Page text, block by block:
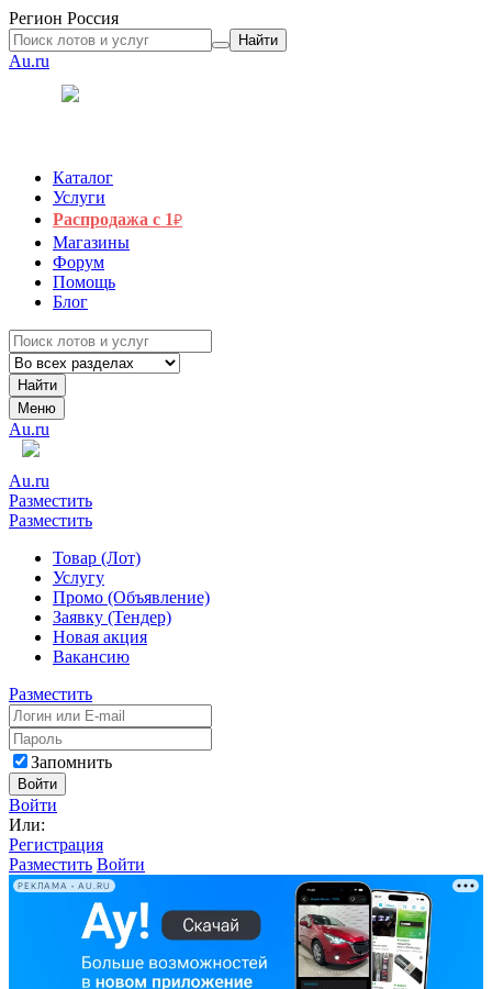
Регион Россия
Найти
Au.ru
Каталог
Услуги
Распродажа с 1₽
Магазины
Форум
Помощь
Блог
Найти
Меню
Au.ru
Au.ru
Разместить
Разместить
Товар (Лот)
Услугу
Промо (Объявление)
Заявку (Тендер)
Новая акция
Вакансию
Разместить
Запомнить
Войти
Войти
Или:
Регистрация
Разместить Войти
РЕКЛАМА • AU.RU